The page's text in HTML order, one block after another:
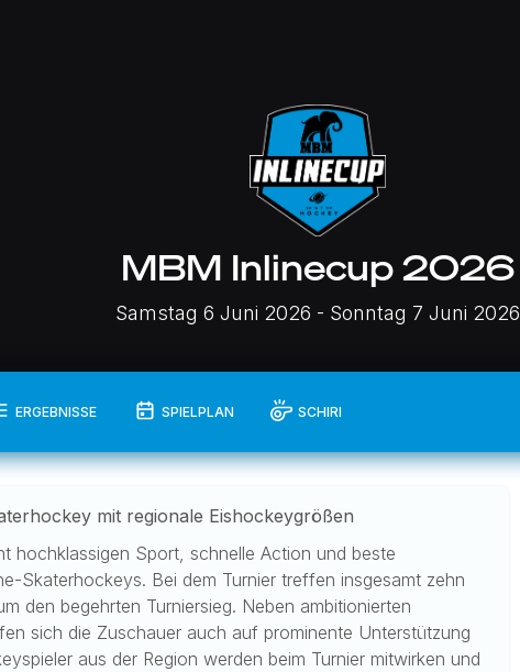
MBM Inlinecup 2026
Samstag 6 Juni 2026 - Sonntag 7 Juni 2026
ERGEBNISSE SPIELPLAN SCHIRI
mit regionale Eishockeygrößen
hochklassigen Sport, schnelle Action und beste
Skaterhockeys. Bei dem Turnier treffen insgesamt zehn
den begehrten Turniersieg. Neben ambitionierten
sich die Zuschauer auch auf prominente Unterstützung
aus der Region werden beim Turnier mitwirken und